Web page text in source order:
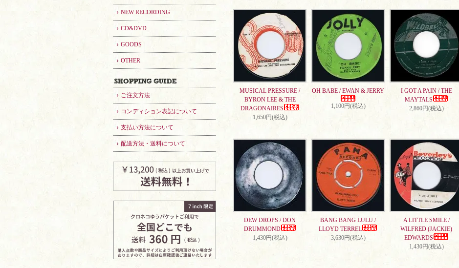
NEW RECORDING
CD&DVD
GOODS
OTHER
ご注文方法
コンディション表記について
支払い方法について
配送方法・送料について
MUSICAL PRESSURE /
BYRON LEE & THE
DRAGONAIRES
1,650円(税込)
OH BABE / EWAN & JERRY
1,100円(税込)
I GOT A PAIN / THE
MAYTALS
2,860円(税込)
DEW DROPS / DON
DRUMMOND
1,430円(税込)
BANG BANG LULU /
LLOYD TERREL
3,630円(税込)
A LITTLE SMILE /
WILFRED (JACKIE)
EDWARDS
1,430円(税込)